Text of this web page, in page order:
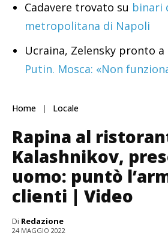
Cadavere trovato su binari
metropolitana di Napoli
Ucraina, Zelensky pronto a
Putin. Mosca: «Non
Home Locale
Rapina al
Kalashnikov,
uomo: puntò
clienti | Video
Di Redazione
24 MAGGIO 2022